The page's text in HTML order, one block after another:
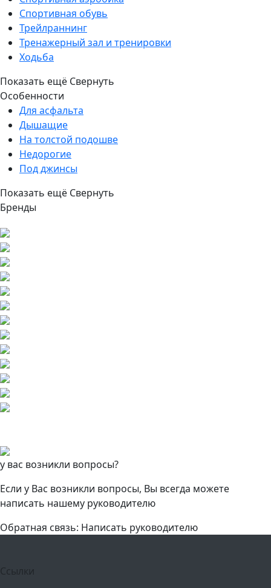
Спортивная обувь
Трейлраннинг
Тренажерный зал и тренировки
Ходьба
Показать ещё Свернуть
Особенности
Для асфальта
Дышащие
На толстой подошве
Недорогие
Под джинсы
Показать ещё Свернуть
Бренды
у вас возникли вопросы?
Если у Вас возникли вопросы, Вы всегда можете
написать нашему руководителю
Обратная связь: Написать руководителю
Ссылки